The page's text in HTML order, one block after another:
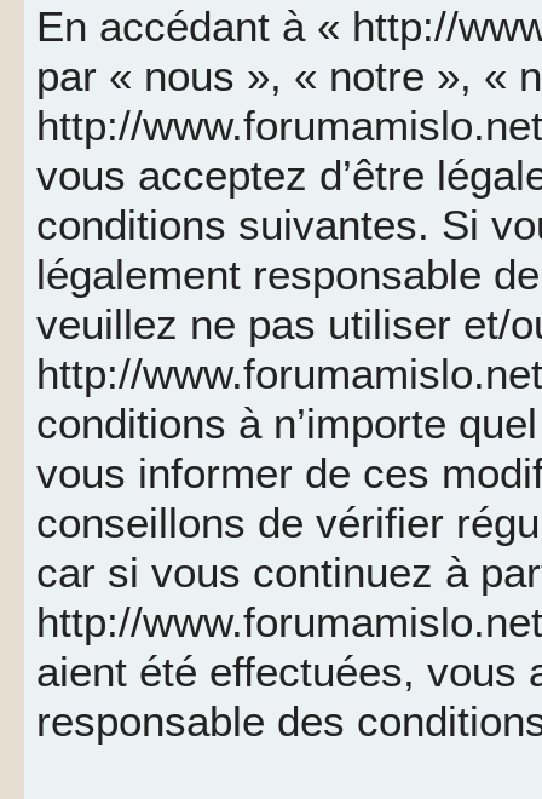
En accédant à « http://
par « nous », « notre », «
http://
vous acceptez d’être
conditions suivantes. Si
légalement responsable
veuillez ne pas utiliser et/
http://
conditions à n’importe
vous informer de ces
conseillons de vérifier
car si vous continuez à
http://
aient été effectuées, vous
responsable des